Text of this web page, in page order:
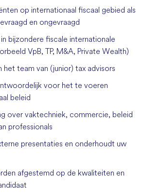
op internationaal fiscaal gebied als
en ongevraagd
bijzondere fiscale internationale
VpB, TP, M&A, Private Wealth)
het team van (junior) tax advisors
voor het te voeren
beleid
over vaktechniek, commercie, beleid
professionals
presentaties en onderhoudt uw
afgestemd op de kwaliteiten en